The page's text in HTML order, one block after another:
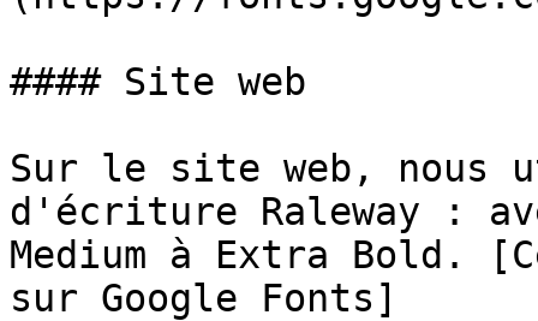
#### Site web
Sur le site web, nous
d'écriture Raleway :
Medium à Extra Bold.
sur Google Fonts]